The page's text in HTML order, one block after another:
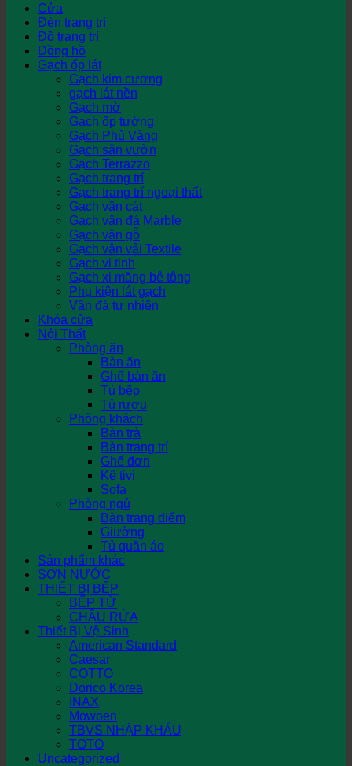
Cửa
Đèn trang trí
Đồ trang trí
Đồng hồ
Gạch ốp lát
Gạch kim cương
gạch lát nền
Gạch mờ
Gạch ốp tường
Gạch Phủ Vàng
Gạch sân vườn
Gạch Terrazzo
Gạch trang trí
Gạch trang trí ngoại thất
Gạch vân cát
Gạch vân đá Marble
Gạch vân gỗ
Gạch vân vải Textile
Gạch vi tinh
Gạch xi măng bê tông
Phụ kiện lát gạch
Vân đá tự nhiên
Khóa cửa
Nội Thất
Phòng ăn
Bàn ăn
Ghế bàn ăn
Tủ bếp
Tủ rượu
Phòng khách
Bàn trà
Bàn trang trí
Ghế đơn
Kệ tivi
Sofa
Phòng ngủ
Bàn trang điểm
Giường
Tủ quần áo
Sản phẩm khác
SƠN NƯỚC
THIẾT BỊ BẾP
BẾP TỪ
CHẬU RỬA
Thiết Bị Vệ Sinh
American Standard
Caesar
COTTO
Dorico Korea
INAX
Mowoen
TBVS NHẬP KHẨU
TOTO
Uncategorized